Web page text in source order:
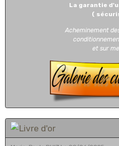
La garantie
(
Acheminement
et sur